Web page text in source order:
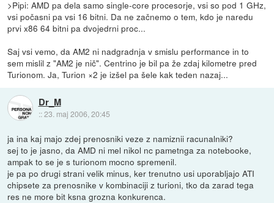
>Pipi: AMD pa dela samo single-core procesorje, vsi so pod 1 GHz,
vsi počasni pa vsi 16 bitni. Da ne začnemo o tem, kdo je naredu
prvi x86 64 bitni pa dvojedrni proc...
Saj vsi vemo, da AM2 ni nadgradnja v smislu performance in to
sem mislil z "AM2 je nič". Centrino je bil pa že zdaj kilometre pred
Turionom. Ja, Turion ×2 je izšel pa šele kak teden nazaj...
Dr_M
::23. maj 2006, 20:45
ja ina kaj majo zdej prenosniki veze z namiznii racunalniki?
sej to je jasno, da AMD ni mel nikol nc pametnga za notebooke,
ampak to se je s turionom mocno spremenil.
je pa po drugi strani velik minus, ker trenutno usi uporabljajo ATI
chipsete za prenosnike v kombinaciji z turioni, tko da zarad tega
res ne more bit ksna grozna konkurenca.